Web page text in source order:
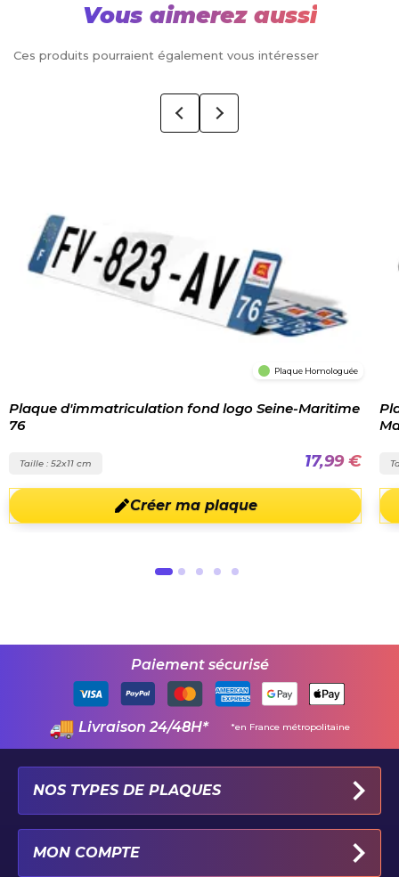
Vous aimerez aussi
Ces produits pourraient également vous intéresser
Plaque Homologuée
Plaque d'immatriculation fond logo Seine-Maritime
76
Taille : 52x11 cm 17,99 €
Créer ma plaque
Paiement sécurisé
Livraison 24/48H* *en France métropolitaine
NOS TYPES DE PLAQUES
MON COMPTE